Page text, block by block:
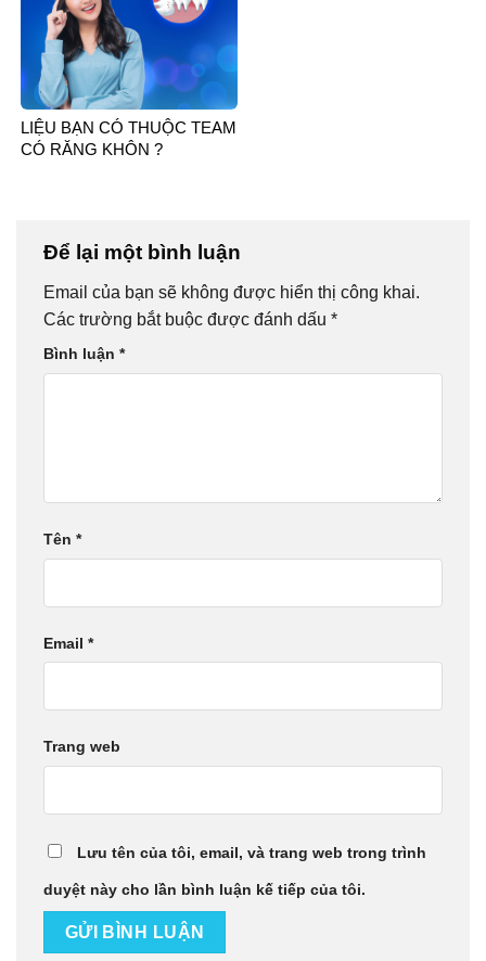
LIỆU BẠN CÓ THUỘC TEAM
CÓ RĂNG KHÔN ?
Để lại một bình luận
Email của bạn sẽ không được hiển thị công khai.
Các trường bắt buộc được đánh dấu *
Bình luận *
Tên *
Email *
Trang web
Lưu tên của tôi, email, và trang web trong trình
duyệt này cho lần bình luận kế tiếp của tôi.